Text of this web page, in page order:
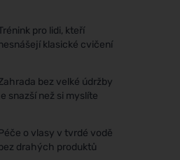
pro lidi, kteří
klasické cvičení
bez velké údržby
snazší než si myslíte
o vlasy v tvrdé vodě
drahých produktů